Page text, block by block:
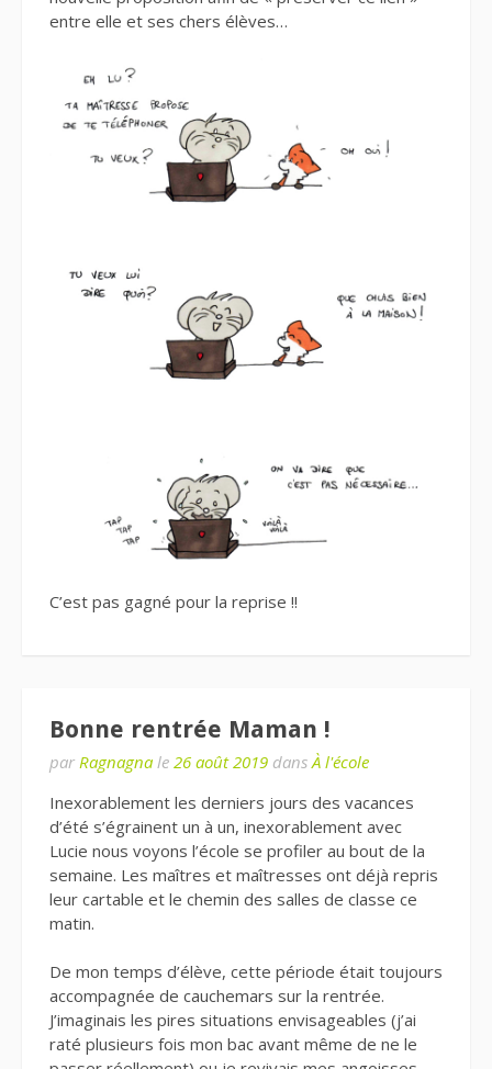
entre elle et ses chers élèves…
C’est pas gagné pour la reprise !!
Bonne rentrée Maman !
par Ragnagna le 26 août 2019 dans À l'école
Inexorablement les derniers jours des vacances
d’été s’égrainent un à un, inexorablement avec
Lucie nous voyons l’école se profiler au bout de la
semaine. Les maîtres et maîtresses ont déjà repris
leur cartable et le chemin des salles de classe ce
matin.
De mon temps d’élève, cette période était toujours
accompagnée de cauchemars sur la rentrée.
J’imaginais les pires situations envisageables (j’ai
raté plusieurs fois mon bac avant même de ne le